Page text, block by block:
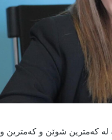
لە كەمترین شوێن و كەمترین